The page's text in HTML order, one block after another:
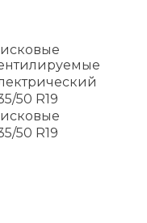
50 R19
50 R19